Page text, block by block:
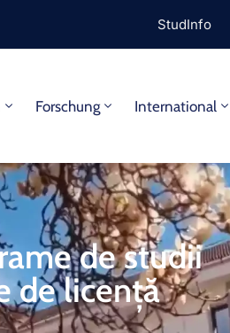
StudInfo
Forschung International
de studii
de licență